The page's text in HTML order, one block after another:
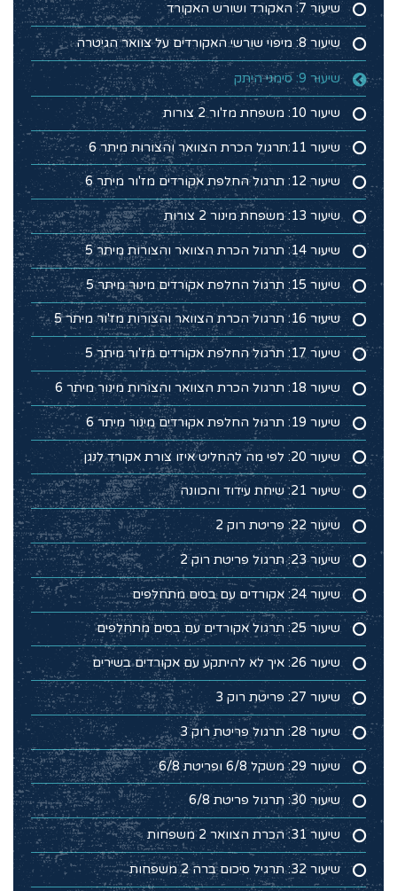
שיעור 7: האקורד ושורש האקורד
שיעור 8: מיפוי שורשי האקורדים על צוואר הגיטרה
שיעור 9: סימני היתק
שיעור 10: משפחת מז'ור 2 צורות
שיעור 11:תרגול הכרת הצוואר והצורות מיתר 6
שיעור 12: תרגול החלפת אקורדים מז'ור מיתר 6
שיעור 13: משפחת מינור 2 צורות
שיעור 14: תרגול הכרת הצוואר והצורות מיתר 5
שיעור 15: תרגול החלפת אקורדים מינור מיתר 5
שיעור 16: תרגול הכרת הצוואר והצורות מז'ור מיתר 5
שיעור 17: תרגול החלפת אקורדים מז'ור מיתר 5
שיעור 18: תרגול הכרת הצוואר והצורות מינור מיתר 6
שיעור 19: תרגול החלפת אקורדים מינור מיתר 6
שיעור 20: לפי מה להחליט איזו צורת אקורד לנגן
שיעור 21: שיחת עידוד והכוונה
שיעור 22: פריטת רוק 2
שיעור 23: תרגול פריטת רוק 2
שיעור 24: אקורדים עם בסים מתחלפים
שיעור 25: תרגול אקורדים עם בסים מתחלפים
שיעור 26: איך לא להיתקע עם אקורדים בשירים
שיעור 27: פריטת רוק 3
שיעור 28: תרגול פריטת רוק 3
שיעור 29: משקל 6/8 ופריטת 6/8
שיעור 30: תרגול פריטת 6/8
שיעור 31: הכרת הצוואר 2 משפחות
שיעור 32: תרגיל סיכום ברה 2 משפחות